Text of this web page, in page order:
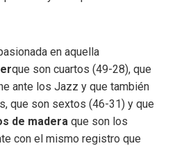
en aquella
que son cuartos (49-28), que
ante los Jazz y que también
que son sextos (46-31) y que
de madera que son los
con el mismo registro que